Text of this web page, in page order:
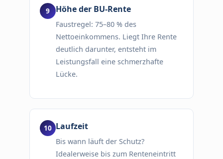
Höhe der BU-Rente
Faustregel: 75–80 % des
Nettoeinkommens. Liegt Ihre Rente
deutlich darunter, entsteht im
Leistungsfall eine schmerzhafte
Lücke.
Laufzeit
Bis wann läuft der Schutz?
Idealerweise bis zum Renteneintritt